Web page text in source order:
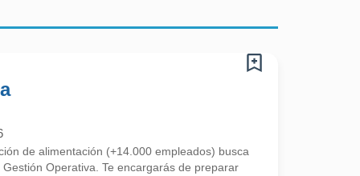
de alimentación (+14.000 empleados) busca
Operativa. Te encargarás de preparar